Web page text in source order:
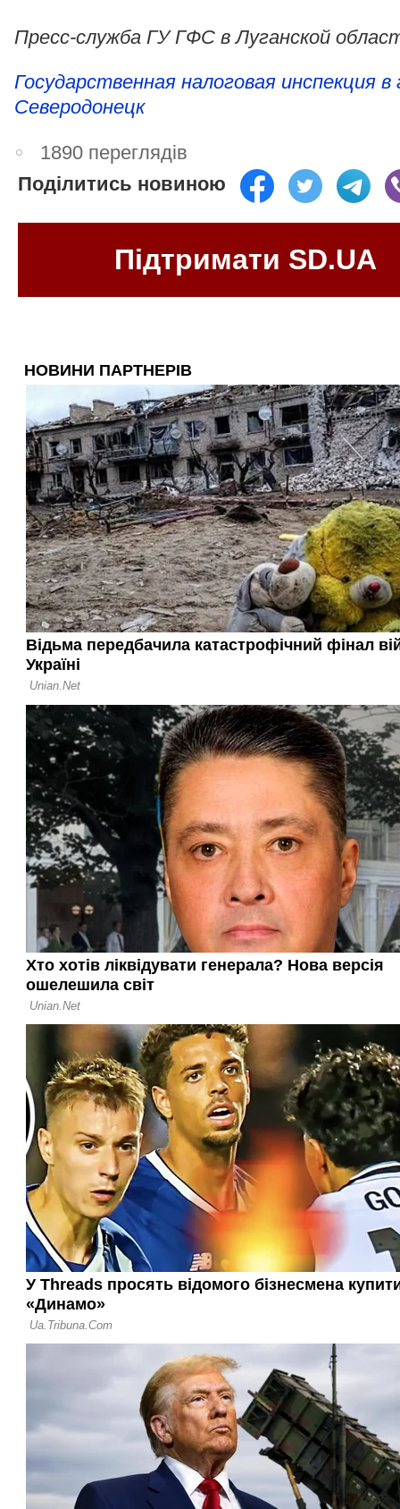
Пресс-служба ГУ ГФС в Луганской
Государственная налоговая инспекция в
Северодонецк
1890 переглядів
Поділитись новиною
Підтримати SD.UA